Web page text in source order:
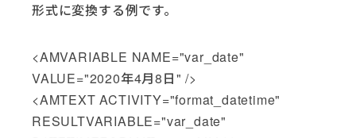
形式に変換する例です。
<AMVARIABLE NAME="var_date"
VALUE="2020年4月8日" />
<AMTEXT ACTIVITY="format_datetime"
RESULTVARIABLE="var_date"